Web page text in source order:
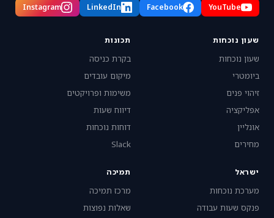
YouTube
Facebook
LinkedIn
Instagram
שעון נוכחות
שעון נוכחות
ביומטרי
זיהוי פנים
אפליקציה
אונליין
מחירים
תכונות
בקרת כניסה
מיקום עובדים
משימות ופרויקטים
דיווח שעות
דוחות נוכחות
Slack
ישראל
מערכת נוכחות
פנקס שעות עבודה
תמיכה
מרכז תמיכה
שאלות נפוצות